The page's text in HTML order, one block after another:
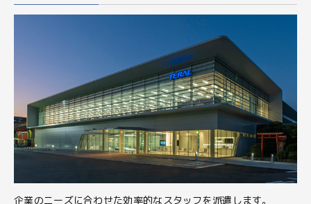
企業のニーズに合わせた効率的なスタッフを派遣します。